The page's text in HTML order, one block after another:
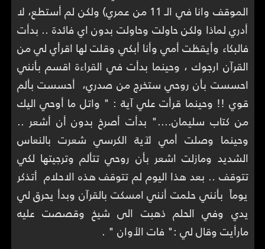
الموقف وانا في الـ 11 من عمري) ولكن لم أستطع، لا
أدري لماذا ولكن حاولت وحاولت بدون اي فائدة .. بدأت
فالبكاء وأيقظت أمي وأنا أبكي وقلت لها اقرأي لي من
القرآن ارجوك ، وحينما بدأت في القراءة اقسم بأنني
احسست بأن روحي ستخرج من صدري، أحسست بألم
قوي !! وحينما قرأت علي آية : " واتل ما أوحي اليك
من كتاب سليمان...." بدأت أصرخ بدون أن أشعر ..
وحينما وصلت أمي لآية الكرسي شعرت بالنعاس
الشديد ومازلت اشعر بأن روحي تتألم وترجيتها لكي
تتوقف .. بعد هذا اليوم لم تتوقف هذه الاحلام أتذكر
يوماً بأنني حلمت أنني امسكت بالقرآن وبدأ يحرق لي
يدي وفي الحلم ذهبت الى شيخ وقصصت عليه
مارأيت وقال لي :" فات الأوان " .